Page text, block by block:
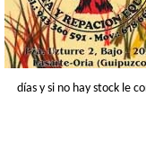
días y si no hay stock le